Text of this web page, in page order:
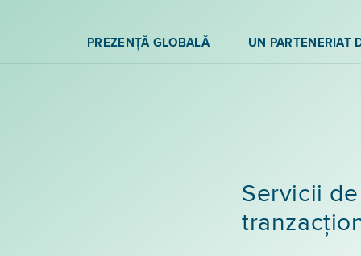
PREZENȚĂ GLOBALĂ UN PARTENERIAT
Servicii de